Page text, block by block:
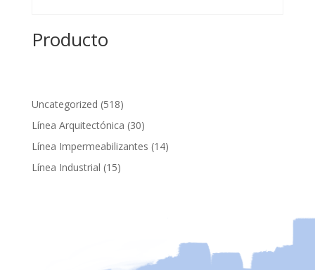
Producto
Uncategorized 518518
productos
Línea Arquitectónica 3030
productos
Línea Impermeabilizantes 1414
Línea Industrial 1515